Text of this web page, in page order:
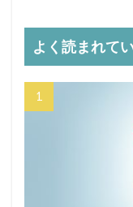
よく読まれて